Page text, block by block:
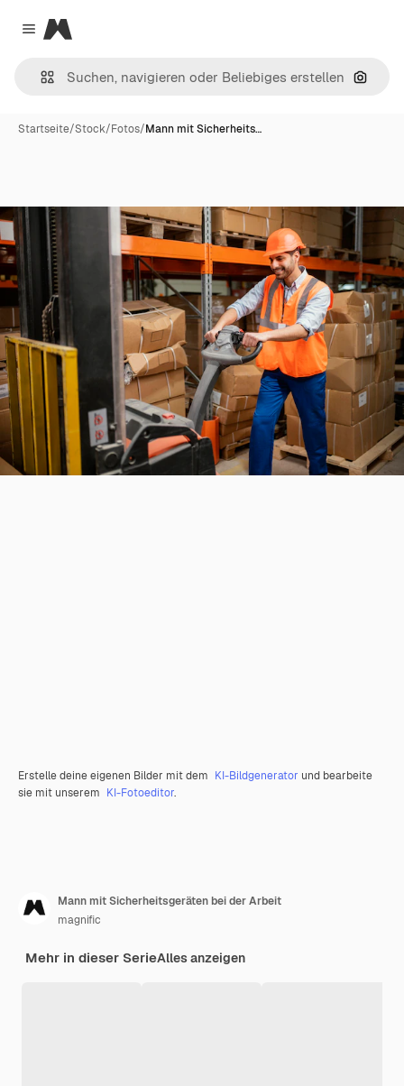
Close menu
Magnific
Nach
Startseite/Stock/Fotos/Mann mit Sicherheits…
Erstelle deine eigenen Bilder mit dem KI-Bildgenerator und bearbeite
sie mit unserem KI-Fotoeditor.
Mann mit Sicherheitsgeräten bei der Arbeit
magnific
Mehr in dieser SerieAlles anzeigen